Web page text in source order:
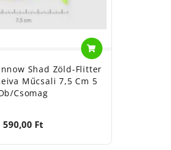
Shad Zöld-Flitter
Műcsali 7,5 Cm 5
csomag
590,00 Ft